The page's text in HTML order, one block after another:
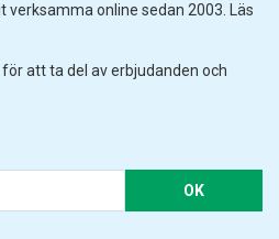
verksamma online sedan 2003. Läs
att ta del av erbjudanden och
OK